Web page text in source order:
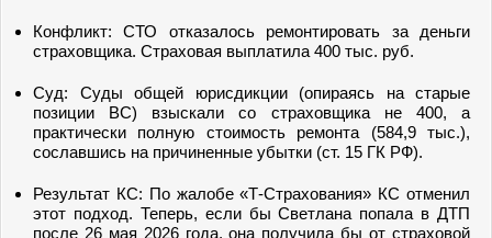
Конфликт: СТО отказалось ремонтировать за деньги
страховщика. Страховая выплатила 400 тыс. руб.
Суд: Суды общей юрисдикции (опираясь на старые
позиции ВС) взыскали со страховщика не 400, а
практически полную стоимость ремонта (584,9 тыс.),
сославшись на причиненные убытки (ст. 15 ГК РФ).
Результат КС: По жалобе «Т-Страхования» КС отменил
этот подход. Теперь, если бы Светлана попала в ДТП
после 26 мая 2026 года, она получила бы от страховой